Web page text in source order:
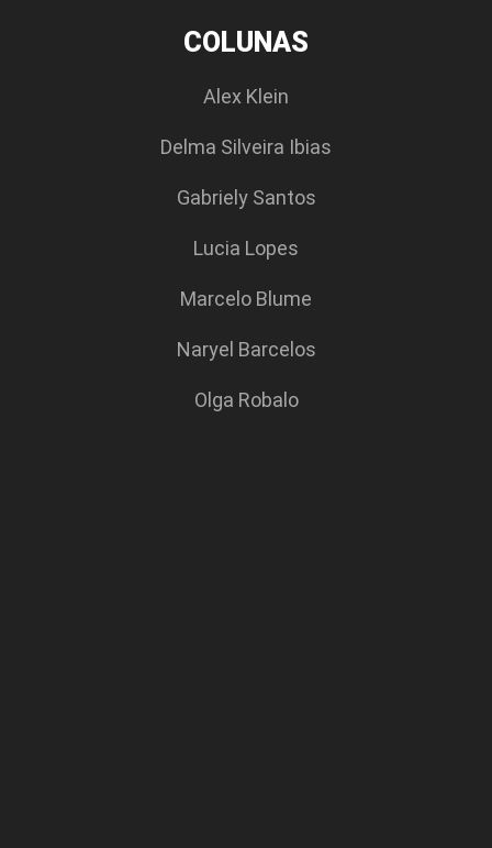
COLUNAS
Alex Klein
Delma Silveira Ibias
Gabriely Santos
Lucia Lopes
Marcelo Blume
Naryel Barcelos
Olga Robalo